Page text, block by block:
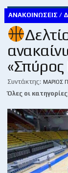
ΑΝΑΚΟΙΝΏΣΕΙΣ /
Συντάκτης: ΜΆΡΙΟΣ
Όλες οι